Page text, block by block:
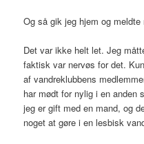
Og så gik jeg hjem og
Det var ikke helt let. Jeg
faktisk var nervøs for det.
af vandreklubbens
har mødt for nylig i en
jeg er gift med en mand, og
noget at gøre i en lesbisk